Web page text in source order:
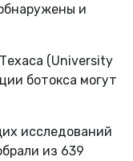
и
(University
ботокса могут
исследований
из 639